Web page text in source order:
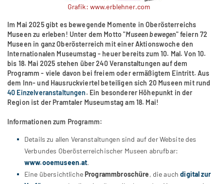
Grafik: www.erblehner.com
Im Mai 2025 gibt es bewegende Momente in Oberösterreichs
Museen zu erleben! Unter dem Motto "Museen bewegen" feiern 72
Museen in ganz Oberösterreich mit einer Aktionswoche den
Internationalen Museumstag - heuer bereits zum 10. Mal. Von 10.
bis 18. Mai 2025 stehen über 240 Veranstaltungen auf dem
Programm - viele davon bei freiem oder ermäßigtem Eintritt. Aus
dem Inn- und Hausruckviertel beteiligen sich 20 Museen mit rund
40 Einzelveranstaltungen. Ein besonderer Höhepunkt in der
Region ist der Pramtaler Museumstag am 18. Mai!
Informationen zum Programm:
Details zu allen Veranstaltungen sind auf der Website des
Verbundes Oberösterreichischer Museen abrufbar:
www.ooemuseen.at.
Eine übersichtlicheProgrammbroschüre, die auchdigital zur